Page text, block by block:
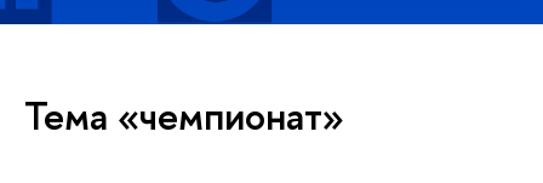
Тема «чемпионат»